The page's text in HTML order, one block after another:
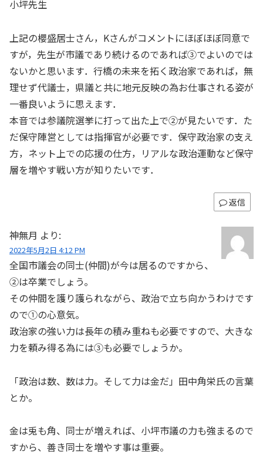
小坪先生
上記の櫻盛居士さん，Kさんがコメントにほぼほぼ同意で
すが，先生が市議であり続けるのであれば③でよいのでは
ないかと思います．行橋の未来を拓く政治家であれば，無
理せず代議士，県議と共に地元反映の為お仕事される姿が
一番良いように思えます．
本音では参議院選挙に打って出た上で②が見たいです．た
だ保守陣営としては指揮官が必要です．保守政治家の支え
方，ネット上での応援の仕方，リアルな政治運動など保守
層を増やす戦い方が知りたいです．
返信
神無月 より:
2022年5月2日 4:12 PM
全国市議会の同士(仲間)が今は居るのですから、
②は卒業でしょう。
その仲間を護り護られながら、政治で立ち向かうわけです
ので①の心意気。
政治家の強い力は長年の積み重ねも必要ですので、大きな
力を頼み得る為には③も必要でしょうか。
「政治は数、数は力。そして力は金だ」田中角栄氏の言葉
とか。
金は兎も角、同士が増えれば、小坪市議の力も強まるので
すから、善き同士を増やす事は重要。